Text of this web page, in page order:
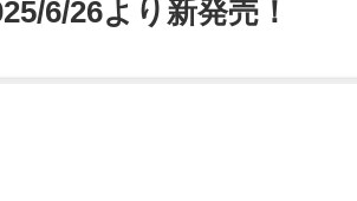
6/26より新発売！